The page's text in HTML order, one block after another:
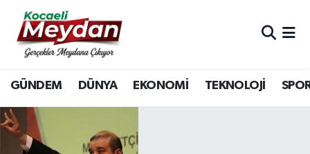
GÜNDEM DÜNYA EKONOMİ TEKNOLOJİ
Nöbetçi Eczaneler
Hava Durumu
Trafik Durumu